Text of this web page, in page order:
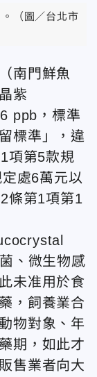
（圖／台北市
南門鮮魚
紫
ppb，標準
標準」，違
項第5款規
處6萬元以
條第1項第1
、微生物感
未准用於食
，飼養業合
物對象、年
期，如此才
售業者向大